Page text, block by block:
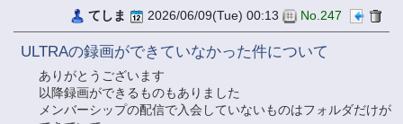
てしま 2026/06/09(Tue) 00:13 No.247
ULTRAの録画ができていなかった件について
ありがとうございます
以降録画ができるものもありました
メンバーシップの配信で入会していないものはフォルダだけが